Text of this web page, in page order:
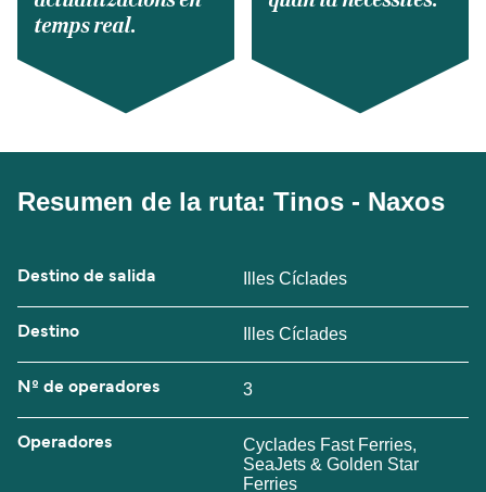
temps real.
Resumen de la ruta: Tinos - Naxos
Destino de salida Illes Cíclades
Destino Illes Cíclades
Nº de operadores 3
Operadores
Cyclades Fast Ferries,
SeaJets & Golden Star
Ferries